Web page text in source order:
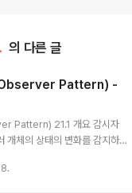
C# 의 다른 글
Pattern) -
Pattern) 21.1 개요 감시자
개체의 상태의 변화를 감지하
해야 하는 개체가 여러 개가 있